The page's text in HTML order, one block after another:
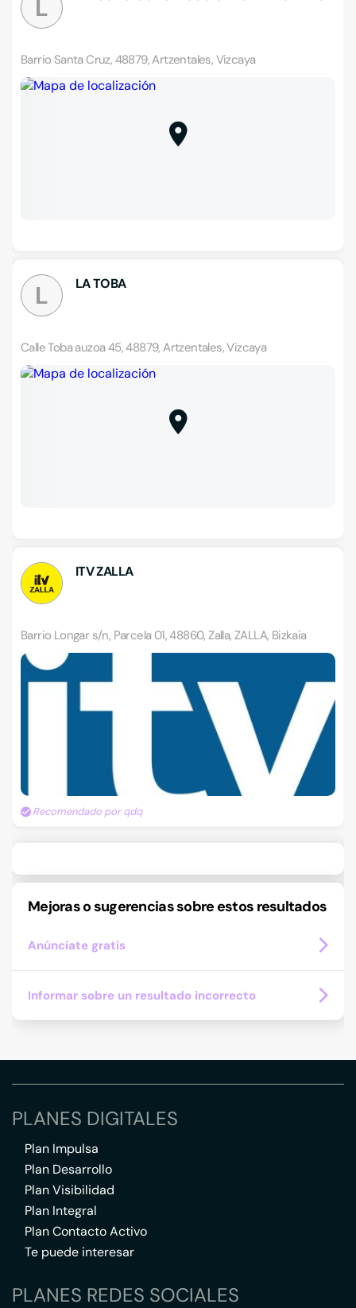
L
Barrio Santa Cruz, 48879, Artzentales, Vizcaya
L LA TOBA
Calle Toba auzoa 45, 48879, Artzentales, Vizcaya
ITV ZALLA
Barrio Longar s/n, Parcela 01, 48860, Zalla, ZALLA, Bizkaia
Recomendado por qdq
Mejoras o sugerencias sobre estos resultados
Anúnciate gratis
Informar sobre un resultado incorrecto
PLANES DIGITALES
Plan Impulsa
Plan Desarrollo
Plan Visibilidad
Plan Integral
Plan Contacto Activo
Te puede interesar
PLANES REDES SOCIALES